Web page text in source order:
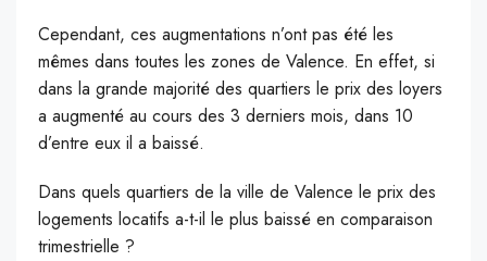
Cependant, ces augmentations n’ont pas été les
mêmes dans toutes les zones de Valence. En effet, si
dans la grande majorité des quartiers le prix des loyers
a augmenté au cours des 3 derniers mois, dans 10
d’entre eux il a baissé.
Dans quels quartiers de la ville de Valence le prix des
logements locatifs a-t-il le plus baissé en comparaison
trimestrielle ?